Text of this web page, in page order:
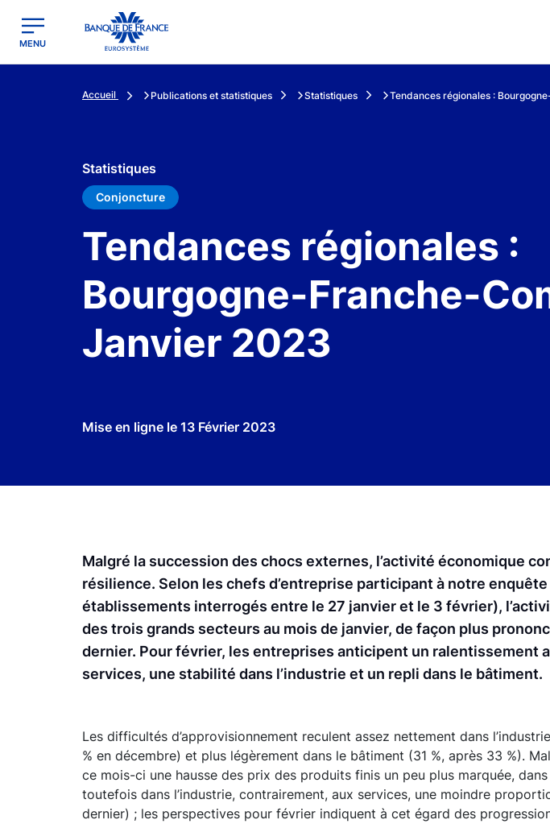
Banque de France - Menu Principal
MENU
Accueil Publications et statistiques Statistiques Tendances régionales :
Statistiques
Conjoncture
Tendances régionales :
Bourgogne-Franche-
Janvier 2023
Mise en ligne le 13 Février 2023
Malgré la succession des chocs externes, l’activité économique
résilience. Selon les chefs d’entreprise participant à notre
établissements interrogés entre le 27 janvier et le 3 février),
des trois grands secteurs au mois de janvier, de façon plus
dernier. Pour février, les entreprises anticipent un ralentissement
services, une stabilité dans l’industrie et un repli dans le bâtiment.
Les difficultés d’approvisionnement reculent assez nettement dans
% en décembre) et plus légèrement dans le bâtiment (31 %, après 33 %).
ce mois-ci une hausse des prix des produits finis un peu plus marquée,
toutefois dans l’industrie, contrairement, aux services, une moindre
dernier) ; les perspectives pour février indiquent à cet égard des